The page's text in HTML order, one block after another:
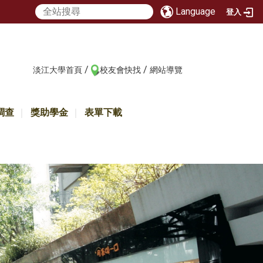
Language 登入
淡江大學首頁 / 校友會快找 / 網站導覽
查 獎助學金 表單下載